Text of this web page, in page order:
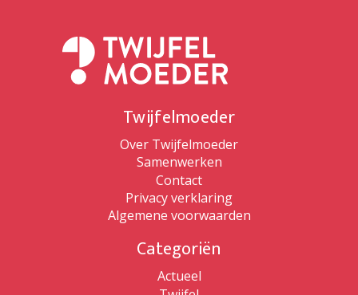
Twijfelmoeder
Over Twijfelmoeder
Samenwerken
Contact
Privacy verklaring
Algemene voorwaarden
Categoriën
Actueel